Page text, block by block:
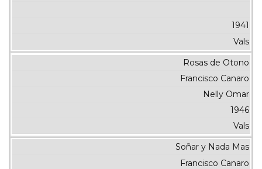
1941
Vals
Rosas de Otono
Francisco Canaro
Nelly Omar
1946
Vals
Soñar y Nada Mas
Francisco Canaro